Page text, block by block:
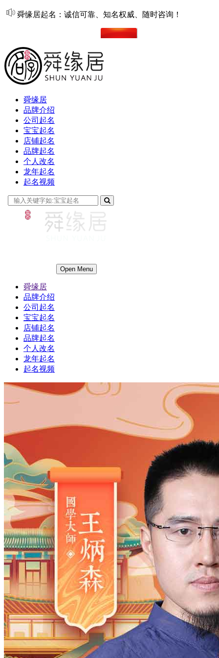
舜缘居起名：诚信可靠、知名权威、随时咨询！
舜缘居
品牌介绍
公司起名
宝宝起名
店铺起名
品牌起名
个人改名
龙年起名
起名视频
Open Menu
舜缘居
品牌介绍
公司起名
宝宝起名
店铺起名
品牌起名
个人改名
龙年起名
起名视频